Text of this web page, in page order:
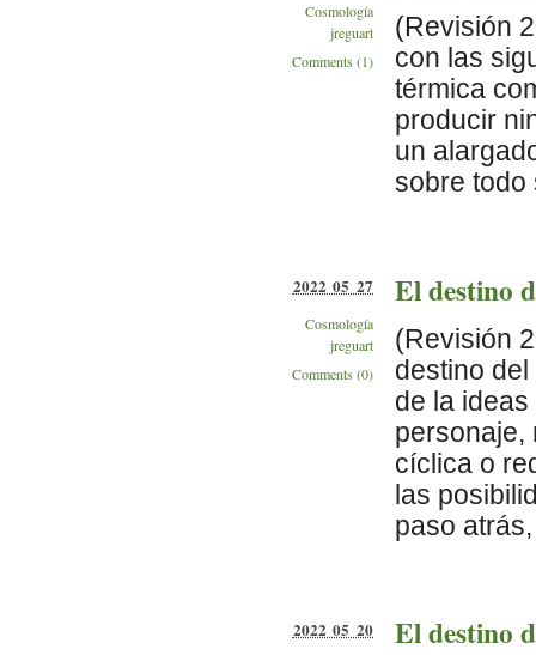
(Revisión
con las
térmica
producir
un
sobre todo
Cosmología
jreguart
Comments (1)
El destino
(Revisión
destino
de la
personaje,
cíclica o
las
paso
2022 05 27
Cosmología
jreguart
Comments (0)
El destino
2022 05 20